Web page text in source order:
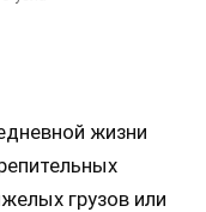
жизни
грузов или